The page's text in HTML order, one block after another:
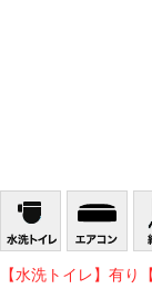
【水洗トイレ】有